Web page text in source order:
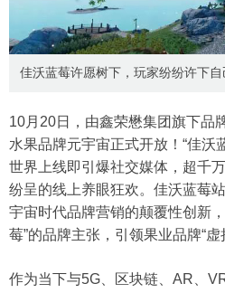
佳沃蓝莓许愿树下，玩家纷纷许下自
10月20日，由鑫荣懋集团旗下品
水果品牌元宇宙正式开放！“佳沃
世界上线即引爆社交媒体，超千
纷呈的线上养眼狂欢。佳沃蓝莓
宇宙时代品牌营销的颠覆性创新
莓”的品牌主张，引领果业品牌“虚
作为当下与5G、区块链、AR、